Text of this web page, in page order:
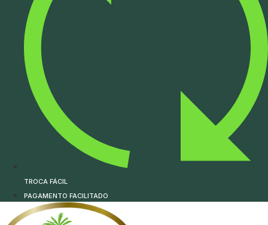
TROCA FÁCIL
PAGAMENTO FACILITADO